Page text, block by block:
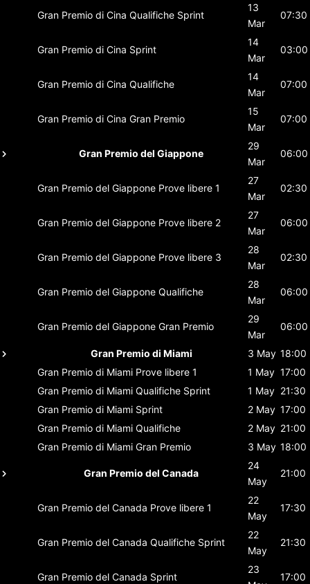
Gran Premio di Cina Qualifiche Sprint
13
Mar
07:30
Gran Premio di Cina Sprint
14
Mar
03:00
Gran Premio di Cina Qualifiche
14
Mar
07:00
Gran Premio di Cina Gran Premio
15
Mar
07:00
Gran Premio del Giappone
29
Mar
06:00
Gran Premio del Giappone Prove libere 1
27
Mar
02:30
Gran Premio del Giappone Prove libere 2
27
Mar
06:00
Gran Premio del Giappone Prove libere 3
28
Mar
02:30
Gran Premio del Giappone Qualifiche
28
Mar
06:00
Gran Premio del Giappone Gran Premio
29
Mar
06:00
Gran Premio di Miami 3 May 18:00
Gran Premio di Miami Prove libere 1 1 May 17:00
Gran Premio di Miami Qualifiche Sprint 1 May 21:30
Gran Premio di Miami Sprint 2 May 17:00
Gran Premio di Miami Qualifiche 2 May 21:00
Gran Premio di Miami Gran Premio 3 May 18:00
Gran Premio del Canada
24
May
21:00
Gran Premio del Canada Prove libere 1
22
May
17:30
Gran Premio del Canada Qualifiche Sprint
22
May
21:30
Gran Premio del Canada Sprint
23
17:00